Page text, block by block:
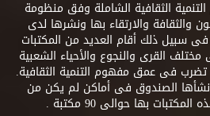
الثقافية الشاملة وفق منظومة
والثقافة والارتقاء بها ونشرها لدى
سبيل ذلك أقام العديد من المكتبات
مختلف القرى والنجوع والأحياء الشعبية
فى عمق مفهوم التنمية الثقافية.
الصندوق فى أماكن لم يكن من
بها حوالى 90 مكتبة .